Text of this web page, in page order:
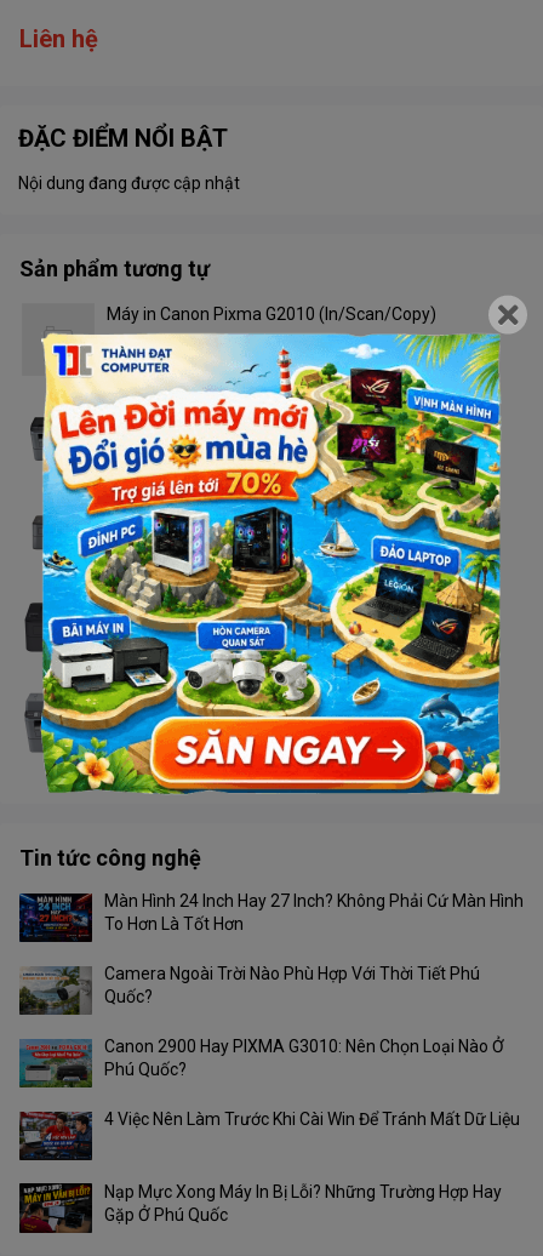
Liên hệ
ĐẶC ĐIỂM NỔI BẬT
Nội dung đang được cập nhật
Sản phẩm tương tự
Máy in Canon Pixma G2010 (In/Scan/Copy)
Liên hệ
Máy in Brother DCP - L2520D
Liên hệ
Máy in Brother HL - L2321D
Liên hệ
Máy in Brother HL - L2366DW
Liên hệ
Máy in Brother MFC - 2701DW
Liên hệ
Tin tức công nghệ
Màn Hình 24 Inch Hay 27 Inch? Không Phải Cứ Màn Hình
To Hơn Là Tốt Hơn
Camera Ngoài Trời Nào Phù Hợp Với Thời Tiết Phú
Quốc?
Canon 2900 Hay PIXMA G3010: Nên Chọn Loại Nào Ở
Phú Quốc?
4 Việc Nên Làm Trước Khi Cài Win Để Tránh Mất Dữ Liệu
Nạp Mực Xong Máy In Bị Lỗi? Những Trường Hợp Hay
Gặp Ở Phú Quốc